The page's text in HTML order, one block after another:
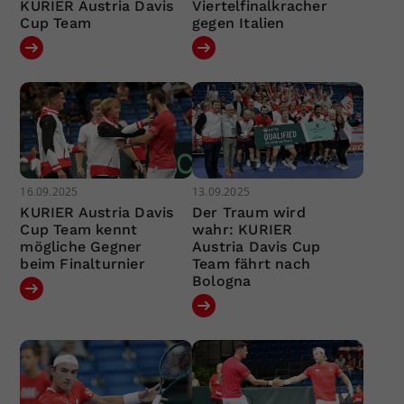
KURIER Austria Davis
Cup Team
Viertelfinalkracher
gegen Italien
16.09.2025
KURIER Austria Davis
Cup Team kennt
mögliche Gegner
beim Finalturnier
13.09.2025
Der Traum wird
wahr: KURIER
Austria Davis Cup
Team fährt nach
Bologna